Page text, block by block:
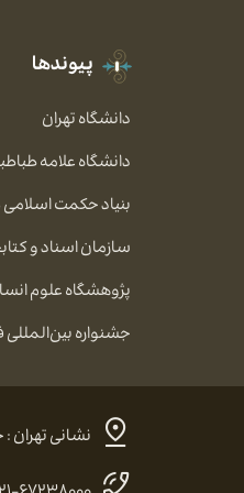
پیوندها
دانشگاه تهران
دانشگاه علامه
بنیاد حکمت اسلامی
سازمان اسناد و
پژوهشگاه علوم
جشنواره بین‌المللی
نشانی تهران :